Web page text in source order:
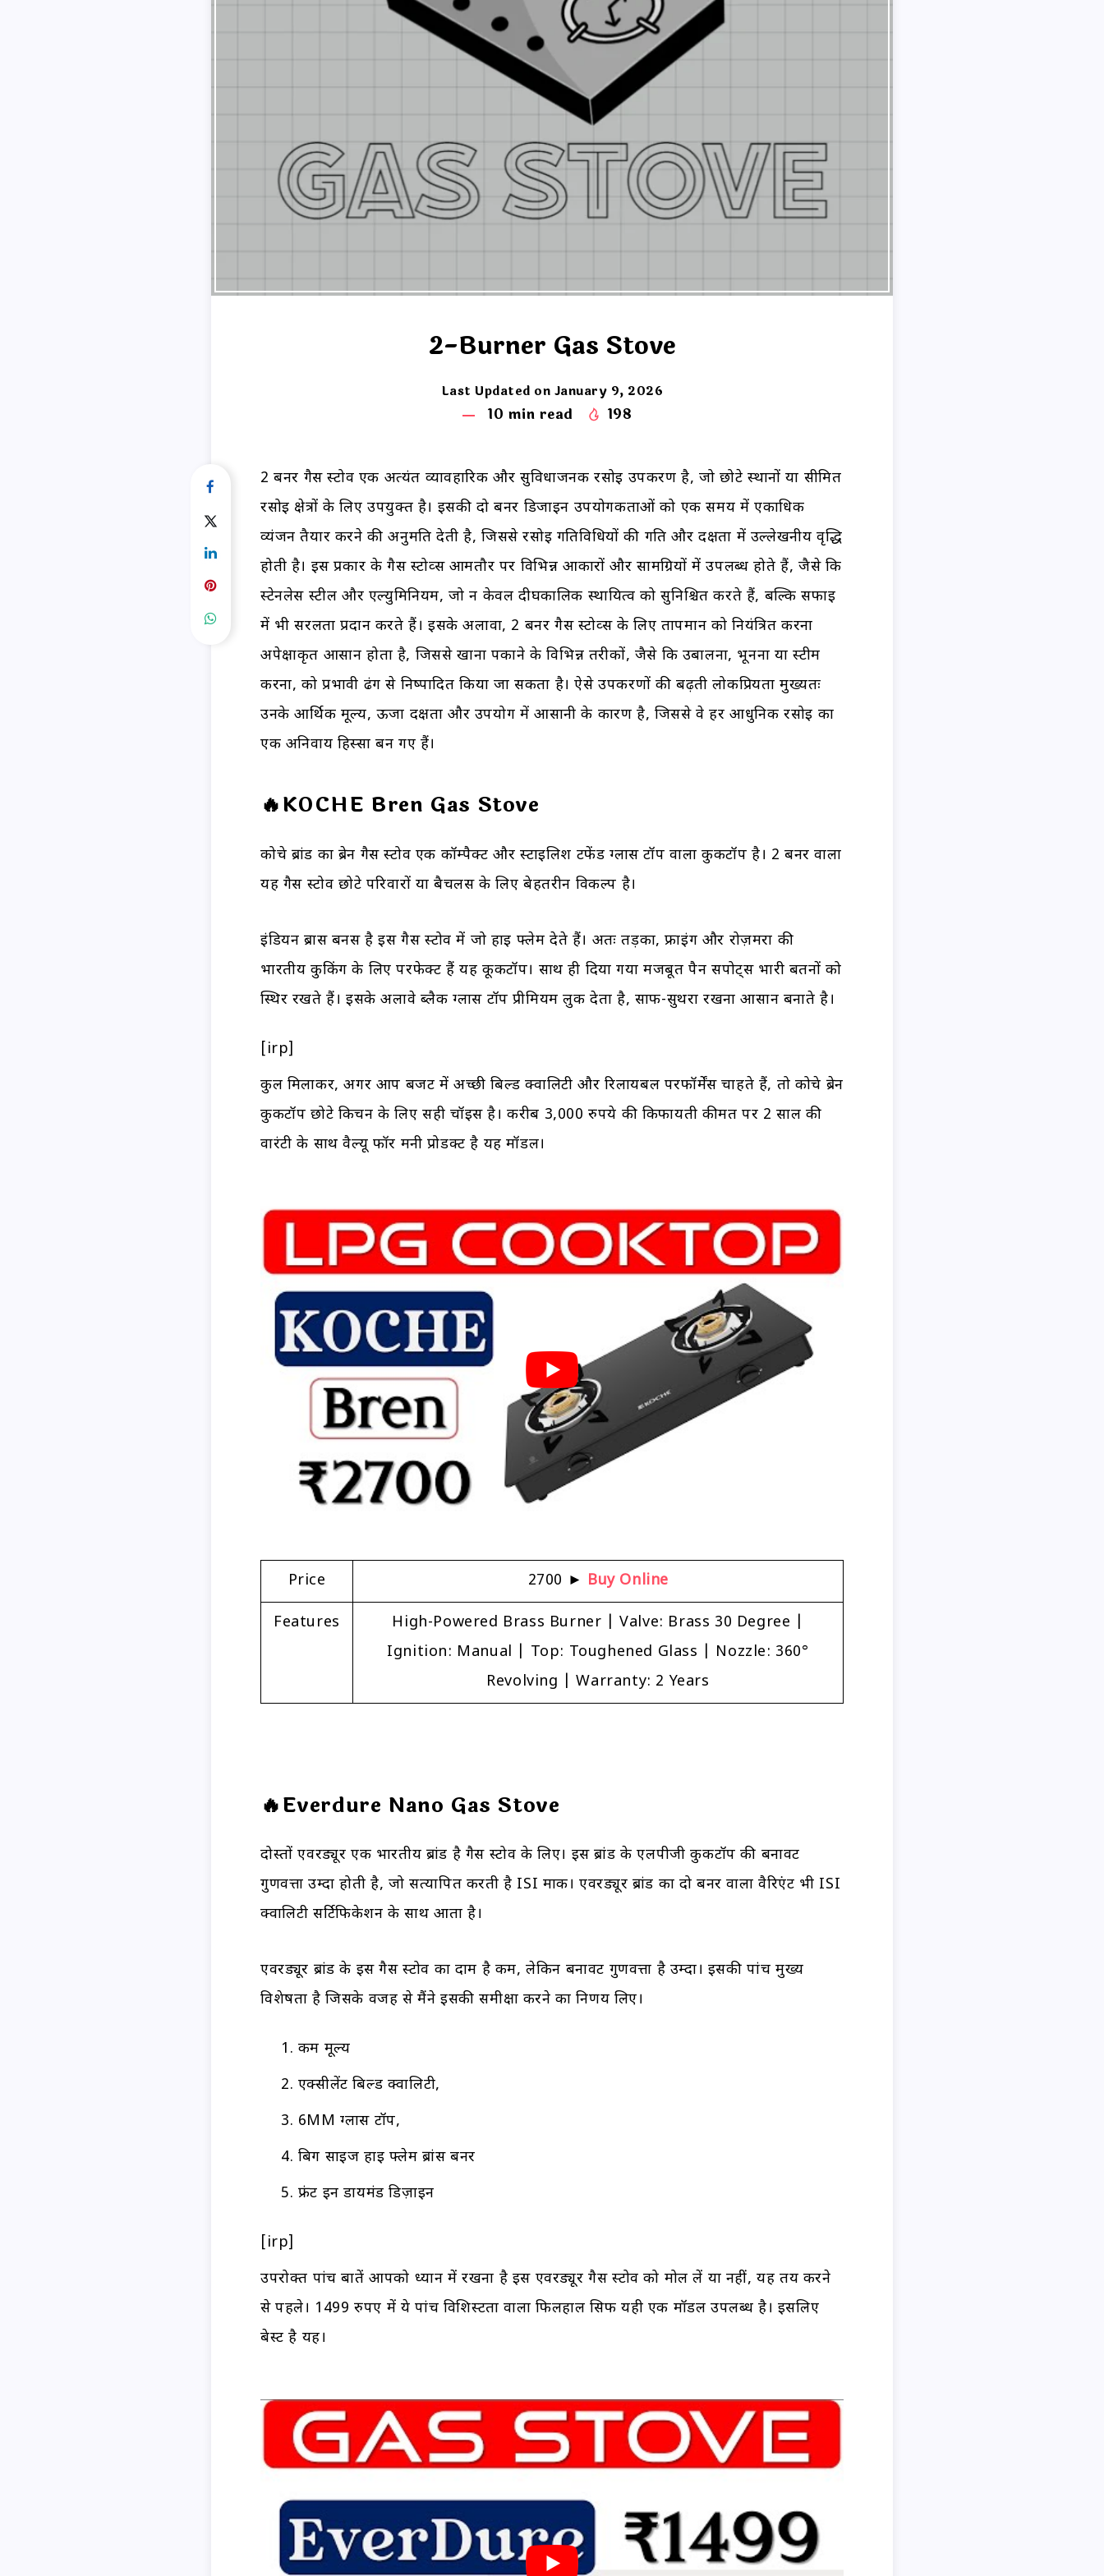
2-Burner Gas Stove
Last Updated on January 9, 2026
10 min read 198
2 बर्नर गैस स्टोव एक अत्यंत व्यावहारिक और सुविधाजनक रसोई उपकरण है, जो छोटे स्थानों या सीमित
रसोई क्षेत्रों के लिए उपयुक्त है। इसकी दो बर्नर डिजाइन उपयोगकर्ताओं को एक समय में एकाधिक
व्यंजन तैयार करने की अनुमति देती है, जिससे रसोई गतिविधियों की गति और दक्षता में उल्लेखनीय वृद्धि
होती है। इस प्रकार के गैस स्टोव्स आमतौर पर विभिन्न आकारों और सामग्रियों में उपलब्ध होते हैं, जैसे कि
स्टेनलेस स्टील और एल्युमिनियम, जो न केवल दीर्घकालिक स्थायित्व को सुनिश्चित करते हैं, बल्कि सफाई
में भी सरलता प्रदान करते हैं। इसके अलावा, 2 बर्नर गैस स्टोव्स के लिए तापमान को नियंत्रित करना
अपेक्षाकृत आसान होता है, जिससे खाना पकाने के विभिन्न तरीकों, जैसे कि उबालना, भूनना या स्टीम
करना, को प्रभावी ढंग से निष्पादित किया जा सकता है। ऐसे उपकरणों की बढ़ती लोकप्रियता मुख्यतः
उनके आर्थिक मूल्य, ऊर्जा दक्षता और उपयोग में आसानी के कारण है, जिससे वे हर आधुनिक रसोई का
एक अनिवार्य हिस्सा बन गए हैं।
🔥KOCHE Bren Gas Stove
कोचे ब्रांड का ब्रेन गैस स्टोव एक कॉम्पैक्ट और स्टाइलिश टफेंड ग्लास टॉप वाला कुकटॉप है। 2 बर्नर वाला
यह गैस स्टोव छोटे परिवारों या बैचलर्स के लिए बेहतरीन विकल्प है।
इंडियन ब्रास बर्नर्स है इस गैस स्टोव में जो हाई फ्लेम देते हैं। अतः तड़का, फ्राइंग और रोज़मर्रा की
भारतीय कुकिंग के लिए परफेक्ट हैं यह कूकटॉप। साथ ही दिया गया मजबूत पैन सपोर्ट्स भारी बर्तनों को
स्थिर रखते हैं। इसके अलावे ब्लैक ग्लास टॉप प्रीमियम लुक देता है, साफ-सुथरा रखना आसान बनाते है।
[irp]
कुल मिलाकर, अगर आप बजट में अच्छी बिल्ड क्वालिटी और रिलायबल परफॉर्मेंस चाहते हैं, तो कोचे ब्रेन
कुकटॉप छोटे किचन के लिए सही चॉइस है। करीब 3,000 रुपये की किफायती कीमत पर 2 साल की
वारंटी के साथ वैल्यू फॉर मनी प्रोडक्ट है यह मॉडल।
Price ₹2700 ► Buy Online
Features
High-Powered Brass Burner | Valve: Brass 30 Degree |
Ignition: Manual | Top: Toughened Glass | Nozzle: 360°
Revolving | Warranty: 2 Years
🔥Everdure Nano Gas Stove
दोस्तों एवरड्यूर एक भारतीय ब्रांड है गैस स्टोव के लिए। इस ब्रांड के एलपीजी कुकटॉप की बनावट
गुणवत्ता उम्दा होती है, जो सत्यापित करती है ISI मार्क। एवरड्यूर ब्रांड का दो बर्नर वाला वैरिएंट भी ISI
क्वालिटी सर्टिफिकेशन के साथ आता है।
एवरड्यूर ब्रांड के इस गैस स्टोव का दाम है कम, लेकिन बनावट गुणवत्ता है उम्दा। इसकी पांच मुख्य
विशेषता है जिसके वजह से मैंने इसकी समीक्षा करने का निर्णय लिए।
कम मूल्य
एक्सीलेंट बिल्ड क्वालिटी,
6MM ग्लास टॉप,
बिग साइज हाई फ्लेम ब्रांस बर्नर
फ्रंट इन डायमंड डिज़ाइन
[irp]
उपरोक्त पांच बातें आपको ध्यान में रखना है इस एवरड्यूर गैस स्टोव को मोल लें या नहीं, यह तय करने
से पहले। 1499 रुपए में ये पांच विशिस्टता वाला फिलहाल सिर्फ यही एक मॉडल उपलब्ध है। इसलिए
बेस्ट है यह।